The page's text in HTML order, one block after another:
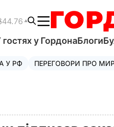
гостях у ГордонаБлоги
У РФ ПЕРЕГОВОРИ ПРО МИР